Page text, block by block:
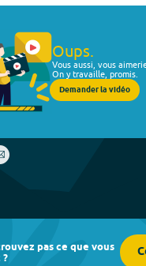
Oups.
Vous aussi, vous
On y travaille, promis.
Demander la vidéo
pas ce que vous